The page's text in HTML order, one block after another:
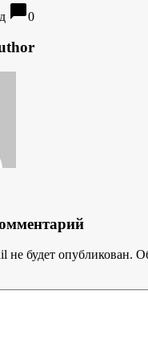
chat_bubble0
не будет опубликован.